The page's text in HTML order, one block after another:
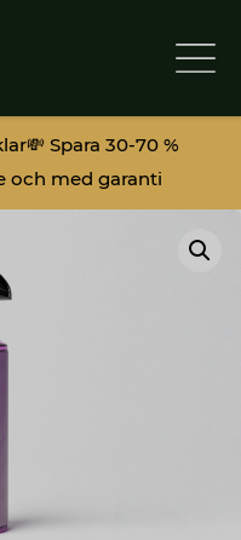
💸 Spara 30-70 %
och med garanti